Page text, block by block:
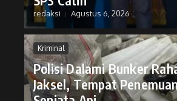
redaksi Agustus 6, 2026
Kriminal
Polisi Dalami Bunker
Jaksel, Tempat